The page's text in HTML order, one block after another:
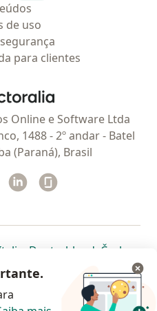
de uso
para clientes
Doctoralia - Homepage
Online e Software Ltda
1488 - 2º andar - Batel
(Paraná), Brasil
novo separador
Instagram
abre num novo separador
Linkedin
abre num novo
separador
num novo separador
abre num novo
Deutschlandabre num
Česko
separador
novo separador
abre num novo separador
Brasil abre num novoabre num
abre
abre num novo